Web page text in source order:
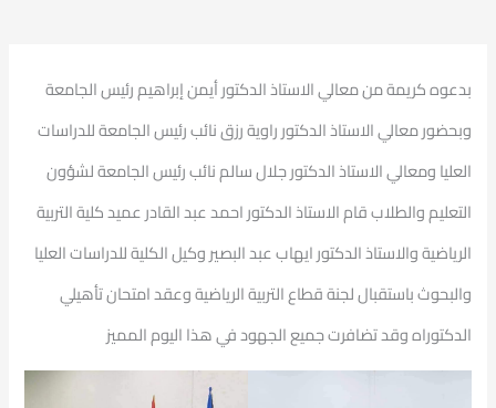
بدعوه كريمة من معالي الاستاذ الدكتور أيمن إبراهيم رئيس الجامعة
وبحضور معالي الاستاذ الدكتور راوية رزق نائب رئيس الجامعة للدراسات
العليا ومعالي الاستاذ الدكتور جلال سالم نائب رئيس الجامعة لشؤون
التعليم والطلاب قام الاستاذ الدكتور احمد عبد القادر عميد كلية التربية
الرياضية والاستاذ الدكتور ايهاب عبد البصير وكيل الكلية للدراسات العليا
والبحوث باستقبال لجنة قطاع التربية الرياضية وعقد امتحان تأهيلي
الدكتوراه وقد تضافرت جميع الجهود في هذا اليوم المميز